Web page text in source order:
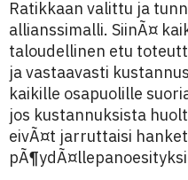
Ratikkaan valittu ja
allianssimalli. SiinÃ¤
taloudellinen etu
ja vastaavasti
kaikille osapuolille
jos kustannuksista
eivÃ¤t jarruttaisi